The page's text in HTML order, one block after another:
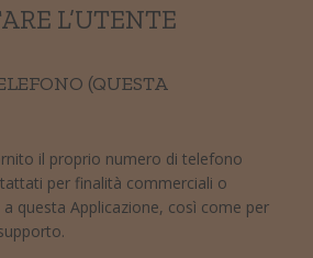
L’UTENTE
(QUESTA
il proprio numero di telefono
per finalità commerciali o
questa Applicazione, così come per